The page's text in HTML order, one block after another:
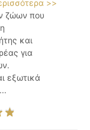
>>
ζώων που
και
για
εξωτικά